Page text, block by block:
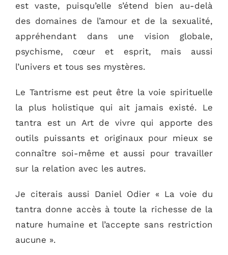
est vaste, puisqu’elle s’étend bien au-delà
des domaines de l’amour et de la sexualité,
appréhendant dans une vision globale,
psychisme, cœur et esprit, mais aussi
l’univers et tous ses mystères.
Le Tantrisme est peut être la voie spirituelle
la plus holistique qui ait jamais existé. Le
tantra est un Art de vivre qui apporte des
outils puissants et originaux pour mieux se
connaître soi-même et aussi pour travailler
sur la relation avec les autres.
Je citerais aussi Daniel Odier « La voie du
tantra donne accès à toute la richesse de la
nature humaine et l’accepte sans restriction
aucune ».